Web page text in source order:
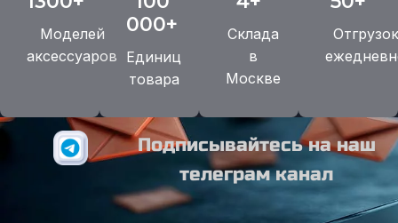
Моделей
аксессуаров
000+
Единиц
товара
Склада
в
Москве
Отгрузок
Подписывайтесь на наш
телеграм канал